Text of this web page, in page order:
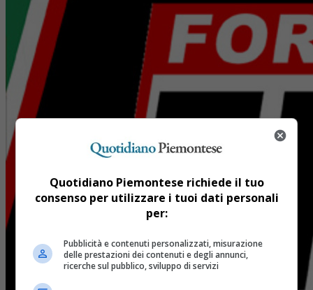
Quotidiano Piemontese richiede il tuo
consenso per utilizzare i tuoi dati personali
per:
Pubblicità e contenuti personalizzati, misurazione
delle prestazioni dei contenuti e degli annunci,
ricerche sul pubblico, sviluppo di servizi